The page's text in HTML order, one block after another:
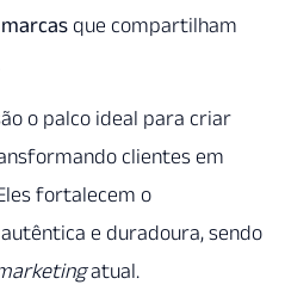
marcas que compartilham
o palco ideal para criar
clientes em
fortalecem o
e duradoura, sendo
atual.